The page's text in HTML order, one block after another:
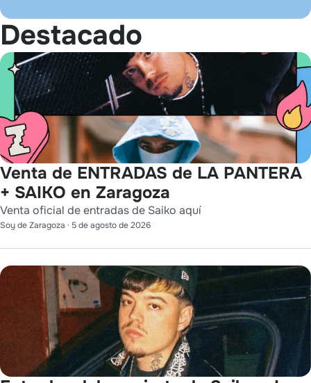
Destacado
Venta de ENTRADAS de LA PANTERA
+ SAIKO en Zaragoza
Venta oficial de entradas de Saiko aquí
Soy de Zaragoza · 5 de agosto de 2026